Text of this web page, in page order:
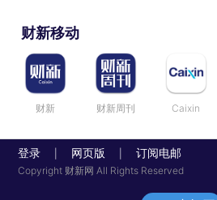
财新移动
财新 财新周刊 Caixin
登录 网页版 订阅电邮
Copyright 财新网 All Rights Reserved